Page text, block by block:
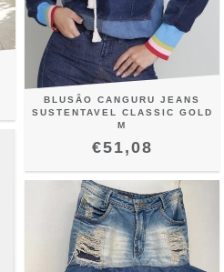
BLUSÂO CANGURU JEANS
SUSTENTAVEL CLASSIC GOLD
M
€51,08